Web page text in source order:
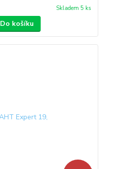
Skladem 5 ks
Do košíku